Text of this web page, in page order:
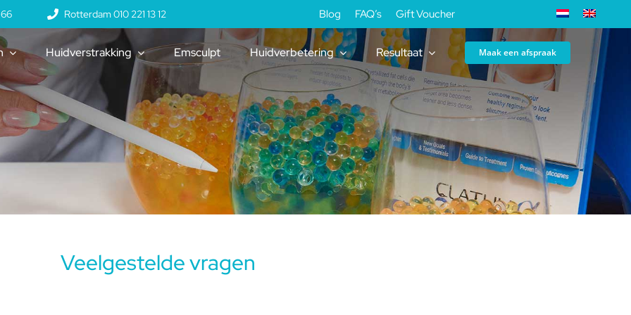
Rotterdam 010 221 13 12 Blog FAQ’s Gift Voucher
Huidverstrakking Emsculpt Huidverbetering Resultaat Maak een afspraak
Veelgestelde vragen